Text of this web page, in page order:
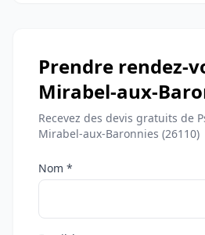
Prendre rendez-
Mirabel-aux-
Recevez des devis gratuits de
Mirabel-aux-Baronnies (26110)
Nom *